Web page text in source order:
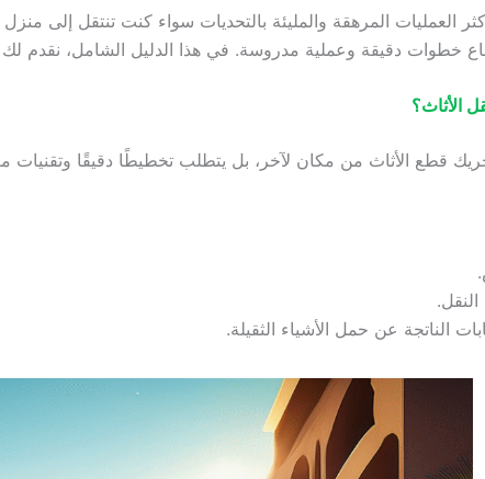
العمليات المرهقة والمليئة بالتحديات سواء كنت تنتقل إلى
خطوات دقيقة وعملية مدروسة. في هذا الدليل الشامل، نقدم لك
الأثاث؟
قطع الأثاث من مكان لآخر، بل يتطلب تخطيطًا دقيقًا وتقنيات
الناتجة عن حمل الأشياء الثقيلة.